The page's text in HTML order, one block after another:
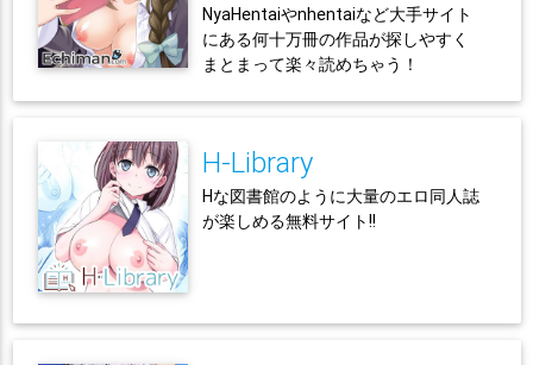
NyaHentaiやnhentaiなど大手サイト
にある何十万冊の作品が探しやすく
まとまって楽々読めちゃう！
H-Library
Hな図書館のように大量のエロ同人誌
が楽しめる無料サイト!!